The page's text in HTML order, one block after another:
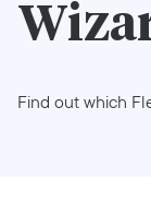
Find out which